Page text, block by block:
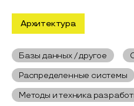
Архитектура
Базы данных / другое
Распределенные системы
Методы и техника